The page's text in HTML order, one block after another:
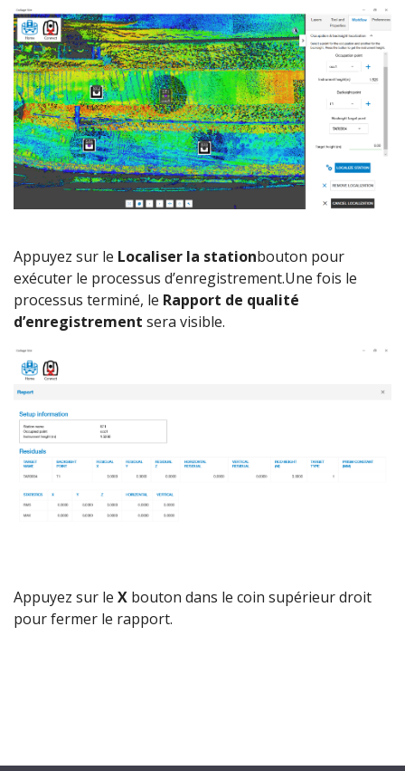
Appuyez sur le Localiser la stationbouton pour
exécuter le processus d’enregistrement.Une fois le
processus terminé, le Rapport de qualité
d’enregistrement sera visible.
Appuyez sur le X bouton dans le coin supérieur droit
pour fermer le rapport.